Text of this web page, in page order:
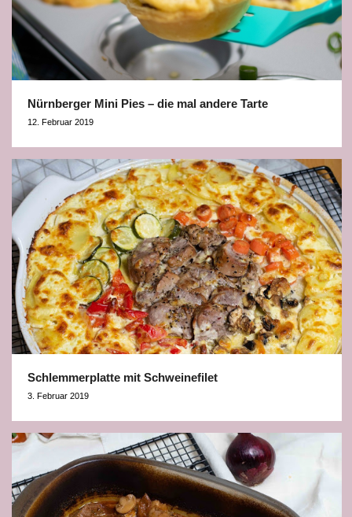
Nürnberger Mini Pies – die mal andere Tarte
12. Februar 2019
Schlemmerplatte mit Schweinefilet
3. Februar 2019